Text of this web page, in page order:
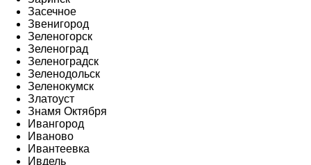
Засечное
Звенигород
Зеленогорск
Зеленоград
Зеленоградск
Зеленодольск
Зеленокумск
Златоуст
Знамя Октября
Ивангород
Иваново
Ивантеевка
Ивдель